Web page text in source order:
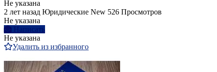
Не указана
2 лет назад Юридические New 526 Просмотров
Не указана
Написать
Не указана
Удалить из избранного